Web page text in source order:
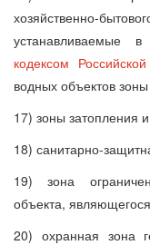
хозяйственно-
устанавливаемые
кодексом
водных объектов
17) зоны затопления
18) санитарно-
19) зона
объекта,
20) охранная зона